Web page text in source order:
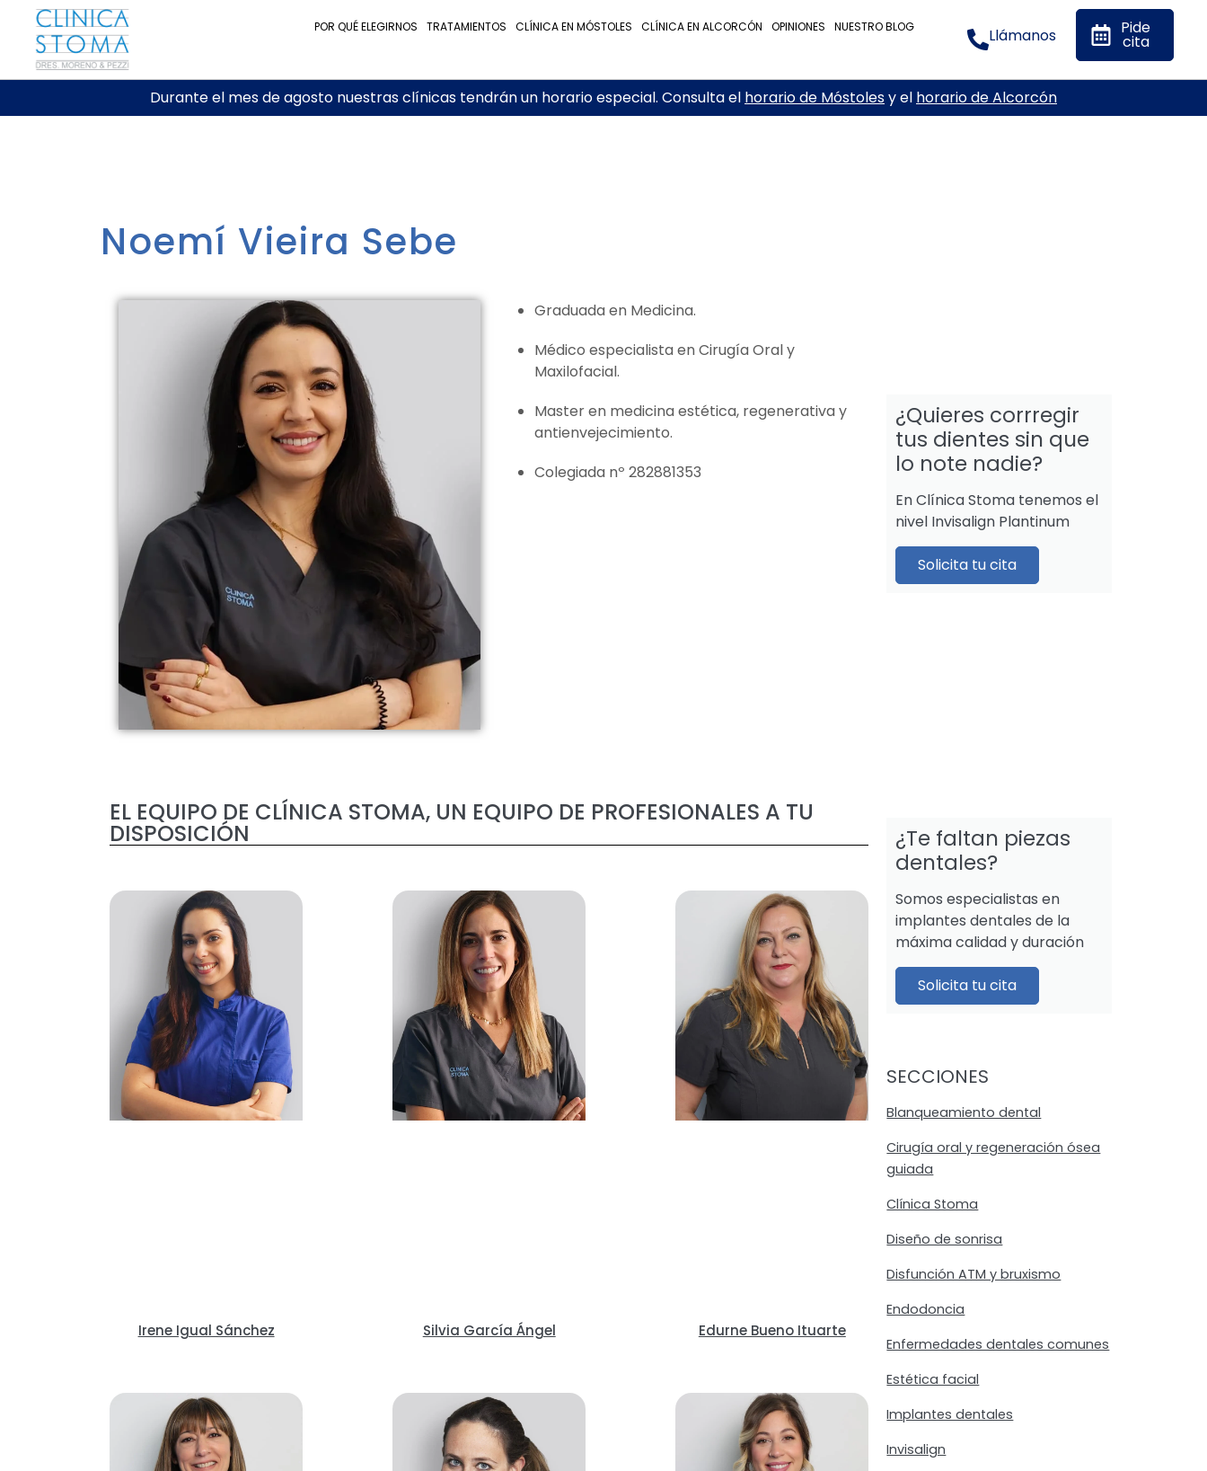
POR QUÉ ELEGIRNOS TRATAMIENTOS CLÍNICA EN MÓSTOLES CLÍNICA EN ALCORCÓN OPINIONES NUESTRO BLOG Llámanos Pide
cita
Durante el mes de agosto nuestras clínicas tendrán un horario especial. Consulta el horario de Móstolesy el horario de Alcorcón
Noemí Vieira Sebe
Graduada en Medicina.
Médico especialista en Cirugía Oral y
Maxilofacial.
Master en medicina estética, regenerativa y
antienvejecimiento.
Colegiada nº 282881353
EL EQUIPO DE CLÍNICA STOMA, UN EQUIPO DE PROFESIONALES A TU
DISPOSICIÓN
Irene Igual Sánchez Silvia García Ángel Edurne Bueno Ituarte
¿Quieres corrregir
tus dientes sin que
lo note nadie?
En Clínica Stoma tenemos el
nivel Invisalign Plantinum
Solicita tu cita
¿Te faltan piezas
dentales?
Somos especialistas en
implantes dentales de la
máxima calidad y duración
Solicita tu cita
SECCIONES
Blanqueamiento dental
Cirugía oral y regeneración ósea
guiada
Clínica Stoma
Diseño de sonrisa
Disfunción ATM y bruxismo
Endodoncia
Enfermedades dentales comunes
Estética facial
Implantes dentales
Invisalign